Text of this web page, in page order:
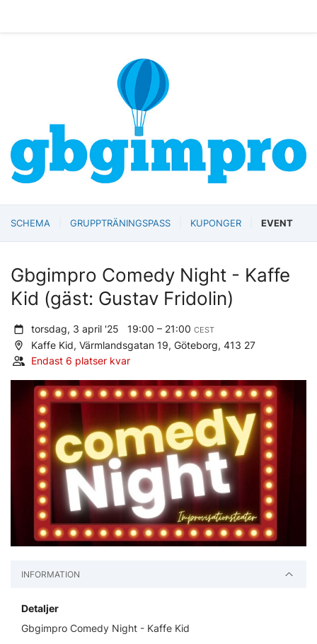
SCHEMA GRUPPTRÄNINGSPASS KUPONGER EVENT
Gbgimpro Comedy Night - Kaffe
Kid (gäst: Gustav Fridolin)
torsdag, 3 april '25 19:00 – 21:00CEST
Kaffe Kid, Värmlandsgatan 19, Göteborg, 413 27
Endast 6 platser kvar
INFORMATION
Detaljer
Gbgimpro Comedy Night - Kaffe Kid